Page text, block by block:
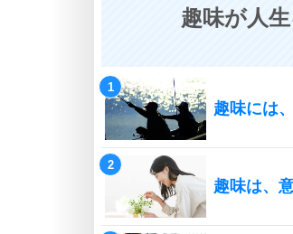
趣味が人
趣味には
趣味は、